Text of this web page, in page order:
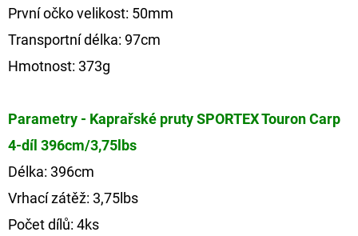
První očko velikost: 50mm
Transportní délka: 97cm
Hmotnost: 373g
Parametry - Kaprařské pruty SPORTEX Touron Carp
4-díl 396cm/3,75lbs
Délka: 396cm
Vrhací zátěž: 3,75lbs
Počet dílů: 4ks